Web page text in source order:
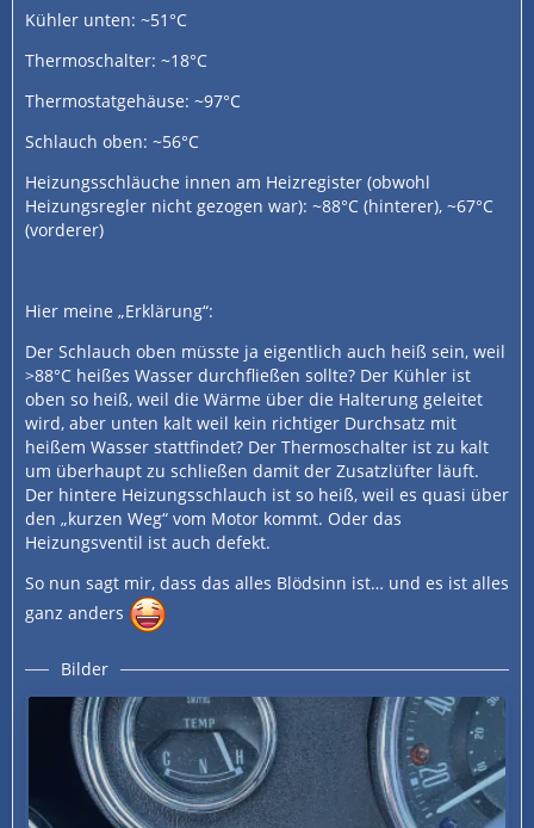
Kühler unten: ~51°C
Thermoschalter: ~18°C
Thermostatgehäuse: ~97°C
Schlauch oben: ~56°C
Heizungsschläuche innen am Heizregister (obwohl
Heizungsregler nicht gezogen war): ~88°C (hinterer), ~67°C
(vorderer)
Hier meine „Erklärung“:
Der Schlauch oben müsste ja eigentlich auch heiß sein, weil
>88°C heißes Wasser durchfließen sollte? Der Kühler ist
oben so heiß, weil die Wärme über die Halterung geleitet
wird, aber unten kalt weil kein richtiger Durchsatz mit
heißem Wasser stattfindet? Der Thermoschalter ist zu kalt
um überhaupt zu schließen damit der Zusatzlüfter läuft.
Der hintere Heizungsschlauch ist so heiß, weil es quasi über
den „kurzen Weg“ vom Motor kommt. Oder das
Heizungsventil ist auch defekt.
So nun sagt mir, dass das alles Blödsinn ist… und es ist alles
ganz anders
Bilder